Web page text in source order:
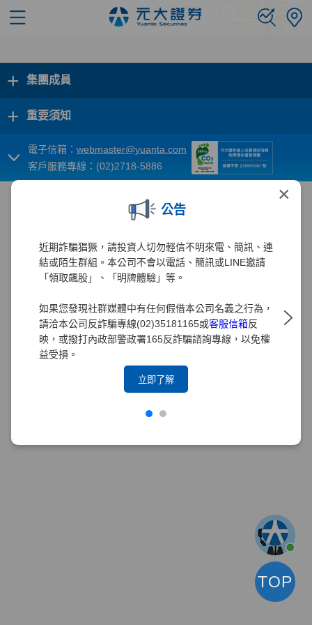
×
公告
近期詐騙猖獗，請投資人切勿輕信不明來電、簡訊、連
結或陌生群組。本公司不會以電話、簡訊或LINE邀請
「領取飆股」、「明牌體驗」等。
如果您發現社群媒體中有任何假借本公司名義之行為，
請洽本公司反詐騙專線(02)35181165或客服信箱反
映，或撥打內政部警政署165反詐騙諮詢專線，以免權
益受損。
立即了解
+ 集團成員
+ 重要須知
電子信箱： webmaster@yuanta.com
客戶服務專線：(02)2718-5886
TOP